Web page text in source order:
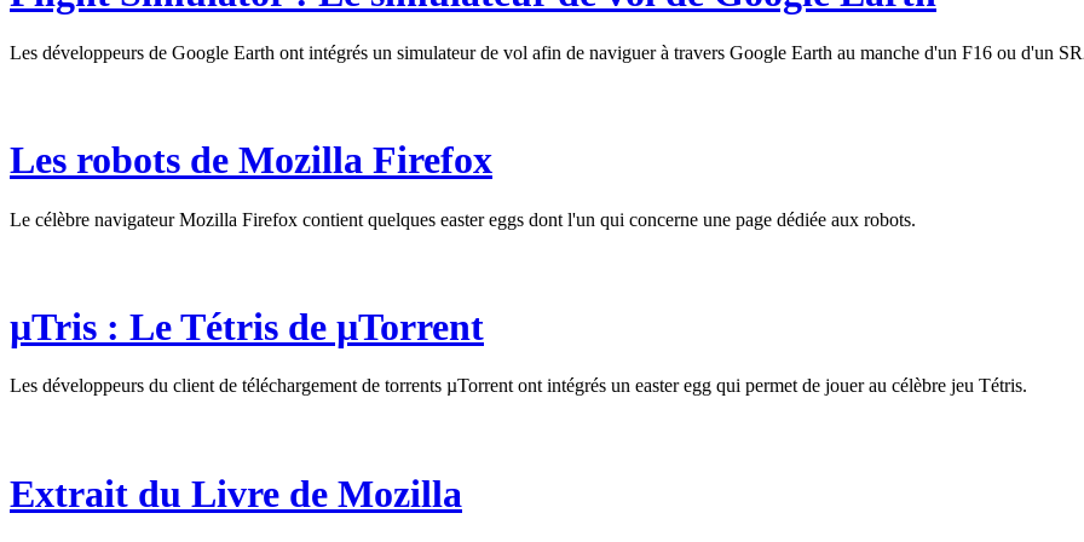
Les développeurs de Google Earth ont intégrés un simulateur de vol afin de naviguer à travers Google Earth au manche d'un F16 ou d'un
Les robots de Mozilla Firefox
Le célèbre navigateur Mozilla Firefox contient quelques easter eggs dont l'un qui concerne une page dédiée aux robots.
µTris : Le Tétris de µTorrent
Les développeurs du client de téléchargement de torrents µTorrent ont intégrés un easter egg qui permet de jouer au célèbre jeu Tétris.
Extrait du Livre de Mozilla